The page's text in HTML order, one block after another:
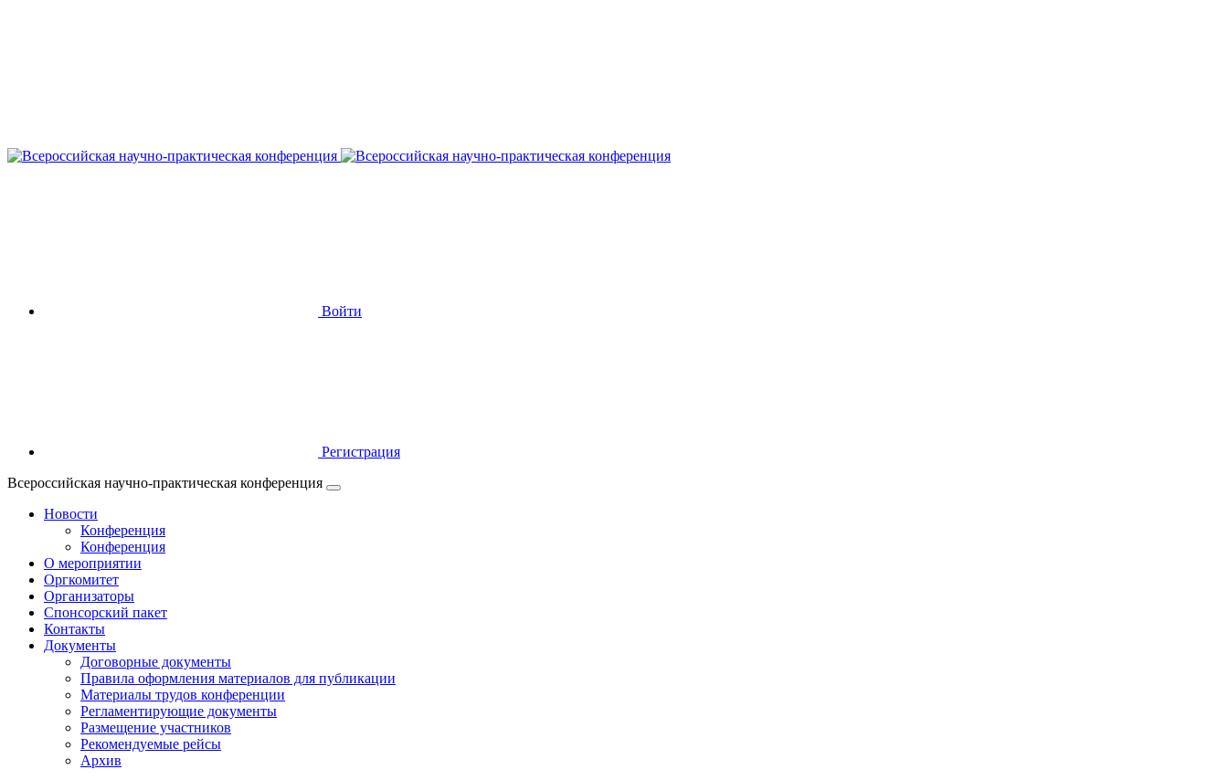
Войти
Регистрация
Всероссийская научно-практическая конференция
Новости
Конференция
Конференция
О мероприятии
Оргкомитет
Организаторы
Спонсорский пакет
Контакты
Документы
Договорные документы
Правила оформления материалов для публикации
Материалы трудов конференции
Регламентирующие документы
Размещение участников
Рекомендуемые рейсы
Архив